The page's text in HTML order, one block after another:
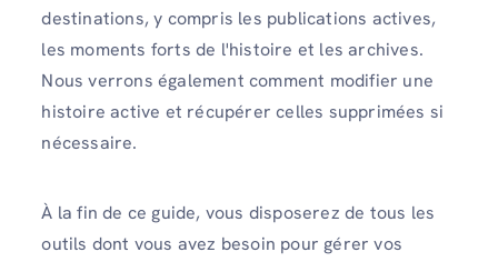
destinations, y compris les publications actives,
les moments forts de l'histoire et les archives.
Nous verrons également comment modifier une
histoire active et récupérer celles supprimées si
nécessaire.
À la fin de ce guide, vous disposerez de tous les
outils dont vous avez besoin pour gérer vos